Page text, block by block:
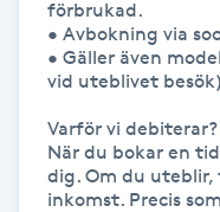
NBE-massage
Ny frisyr
Olaplex
förbrukad.
• Avbokning via
• Gäller även
vid uteblivet
Varför vi debiterar?
När du bokar en
dig. Om du uteblir,
inkomst. Precis